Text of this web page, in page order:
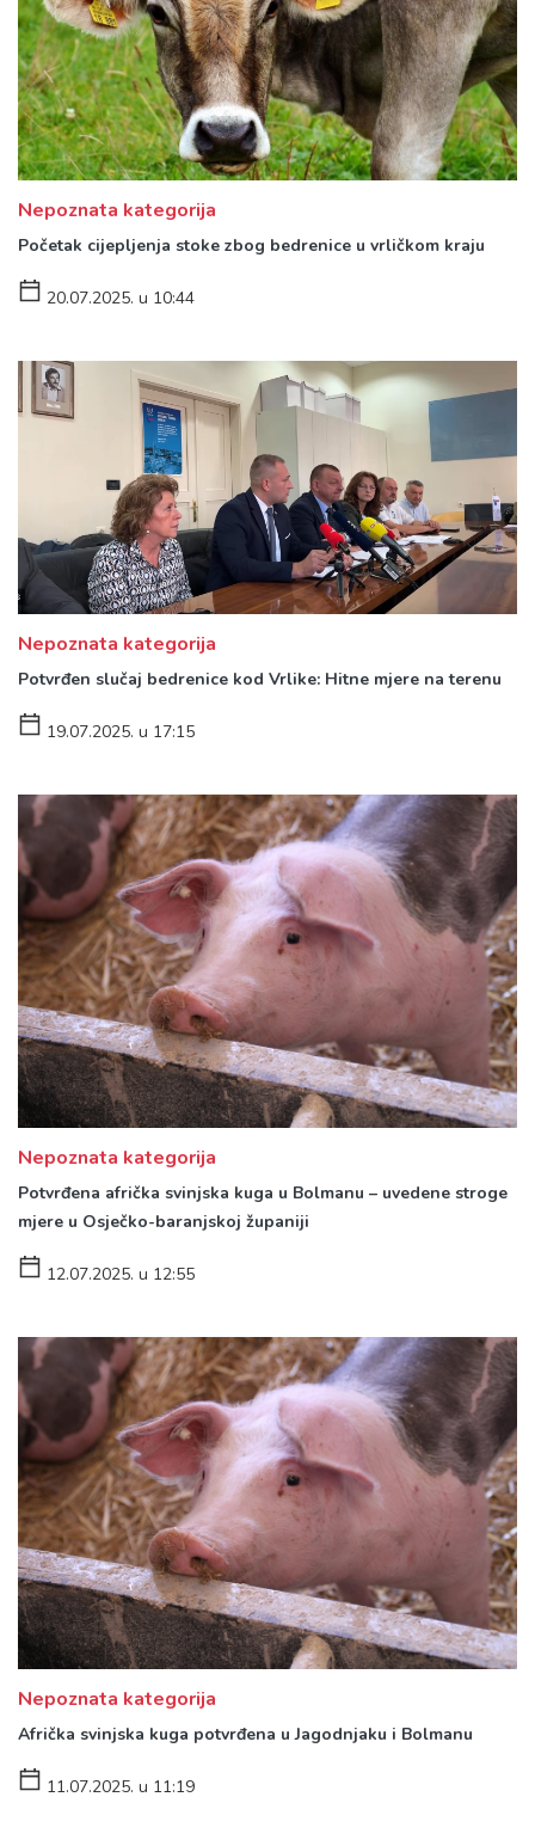
Nepoznata kategorija
Početak cijepljenja stoke zbog bedrenice u vrličkom kraju
20.07.2025. u 10:44
Nepoznata kategorija
Potvrđen slučaj bedrenice kod Vrlike: Hitne mjere na terenu
19.07.2025. u 17:15
Nepoznata kategorija
Potvrđena afrička svinjska kuga u Bolmanu – uvedene stroge
mjere u Osječko-baranjskoj županiji
12.07.2025. u 12:55
Nepoznata kategorija
Afrička svinjska kuga potvrđena u Jagodnjaku i Bolmanu
11.07.2025. u 11:19